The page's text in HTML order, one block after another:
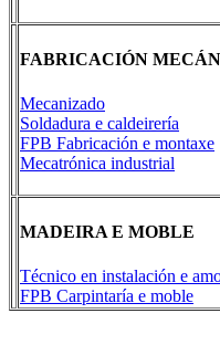
FABRICACIÓN
Mecanizado
Soldadura e caldeirería
FPB Fabricación e montaxe
Mecatrónica industrial
MADEIRA E MOBLE
Técnico en instalación e
FPB Carpintaría e moble